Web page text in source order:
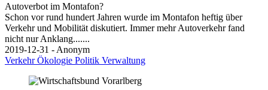
Autoverbot im Montafon?
Schon vor rund hundert Jahren wurde im Montafon heftig über
Verkehr und Mobilität diskutiert. Immer mehr Autoverkehr fand
nicht nur Anklang.......
2019-12-31 - Anonym
VerkehrÖkologie Politik Verwaltung